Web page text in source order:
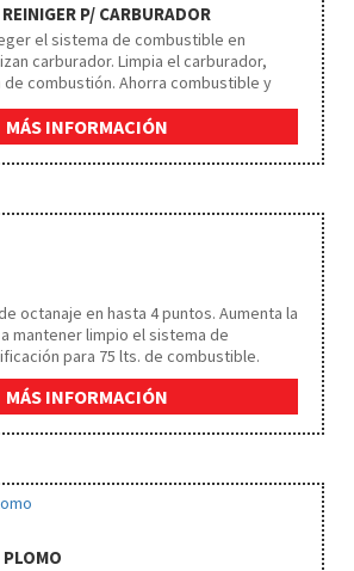
P/ CARBURADOR
el sistema de combustible en
carburador. Limpia el carburador,
de combustión. Ahorra combustible y
2000 km.
MÁS INFORMACIÓN
octanaje en hasta 4 puntos. Aumenta la
mantener limpio el sistema de
para 75 lts. de combustible.
MÁS INFORMACIÓN